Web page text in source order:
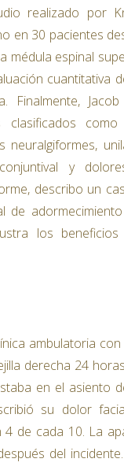
realizado por
en 30 pacientes
médula espinal
cuantitativa
Finalmente,
como
neuralgiformes,
y
describo un
de
los
ambulatoria
derecha 24
en el asiento
su dolor
4 de cada 10. La
del